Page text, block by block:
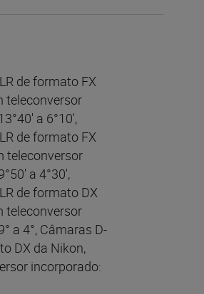
de formato FX
teleconversor
a 6°10',
de formato FX
teleconversor
a 4°30',
de formato DX
teleconversor
a 4°, Câmaras D-
DX da Nikon,
incorporado: